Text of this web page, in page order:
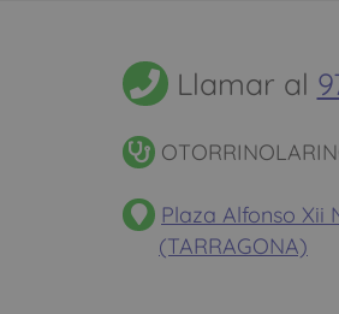
Llamar al
Plaza Alfonso Xii
(TARRAGONA)